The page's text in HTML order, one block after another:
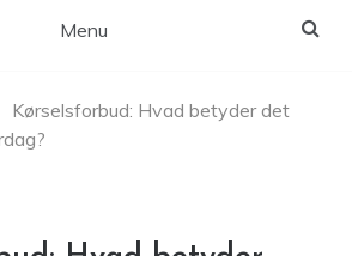
Menu
Kørselsforbud: Hvad betyder det